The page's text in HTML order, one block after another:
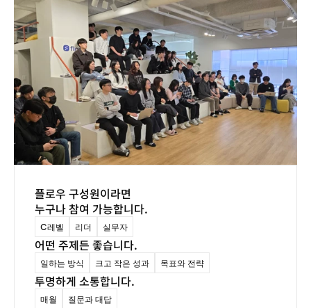
플로우 구성원이라면
누구나 참여 가능합니다.
C레벨 리더 실무자
어떤 주제든 좋습니다.
일하는 방식 크고 작은 성과 목표와 전략
투명하게 소통합니다.
매월 질문과 대답